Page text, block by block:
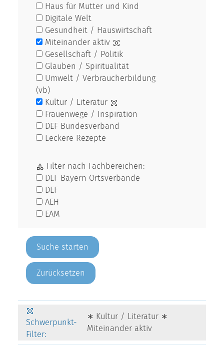
Haus für Mutter und Kind
Digitale Welt
Gesundheit / Hauswirtschaft
Miteinander aktiv
Gesellschaft / Politik
Glauben / Spiritualität
Umwelt / Verbraucherbildung
(vb)
Kultur / Literatur
Frauenwege / Inspiration
DEF Bundesverband
Leckere Rezepte
Filter nach Fachbereichen:
DEF Bayern Ortsverbände
DEF
AEH
EAM
Zurücksetzen
Schwerpunkt-
Filter:
∗ Kultur / Literatur ∗
Miteinander aktiv